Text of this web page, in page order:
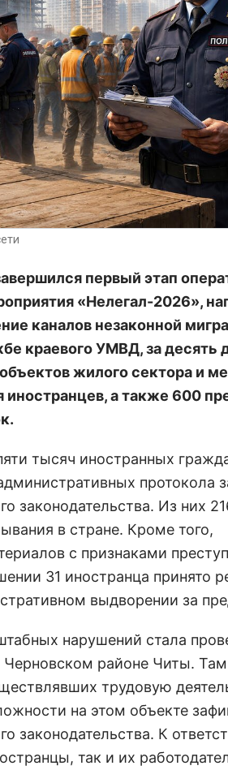
первый этап
«Нелегал-2026»,
каналов незаконной
краевого УМВД, за десять
жилого сектора и
а также 600
тысяч иностранных
протокола
законодательства. Из них
в стране. Кроме того,
с признаками
31 иностранца принято
выдворении за
нарушений стала
Черновском районе Читы.
трудовую
на этом объекте
законодательства. К
так и их